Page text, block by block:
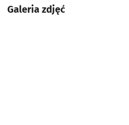
Galeria zdjęć